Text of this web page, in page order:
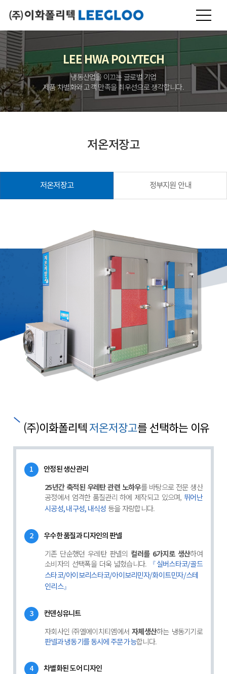
LEE HWA POLYTECH
냉동산업을 이끄는 글로벌 기업
제품 차별화와 고객 만족을 최우선으로 생각합니다.
저온저장고
저온저장고 정부지원 안내
(주)이화폴리텍 저온저장고를 선택하는 이유
1 안정된 생산관리
25년간 축적된 우레탄 관련 노하우를 바탕으로 전문 생산
공정에서 엄격한 품질관리 하에 제작되고 있으며, 뛰어난
시공성, 내구성, 내식성 등을 자랑합니다.
2 우수한 품질과 디자인의 판넬
기존 단순했던 우레탄 판넬의 컬러를 6가지로 생산하여
소비자의 선택폭을 더욱 넓혔습니다.
『실버스타코/골드
스타코/아이보리스타코/아이보리민자/화이트민자/스테
인리스』
3 컨덴싱유니트
자회사인 ㈜엘에이치티엠에서자체생산하는 냉동기기로
판넬과 냉동기를 동시에 주문 가능합니다.
4 차별화된 도어 디자인